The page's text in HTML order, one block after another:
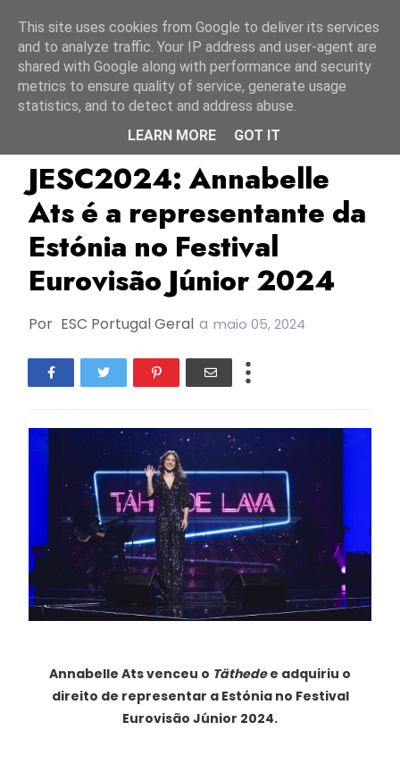
Annabelle Ats ERR Estónia
JESC2024: Annabelle
Ats é a representante da
Estónia no Festival
Eurovisão Júnior 2024
Por ESC Portugal Geral a maio 05, 2024
Annabelle Ats venceu o Täthedee adquiriu o
direito de representar a Estónia no Festival
Eurovisão Júnior 2024.
This site uses cookies from Google to deliver its services
and to analyze traffic. Your IP address and user-agent are
shared with Google along with performance and security
metrics to ensure quality of service, generate usage
statistics, and to detect and address abuse.
LEARN MORE
GOT IT